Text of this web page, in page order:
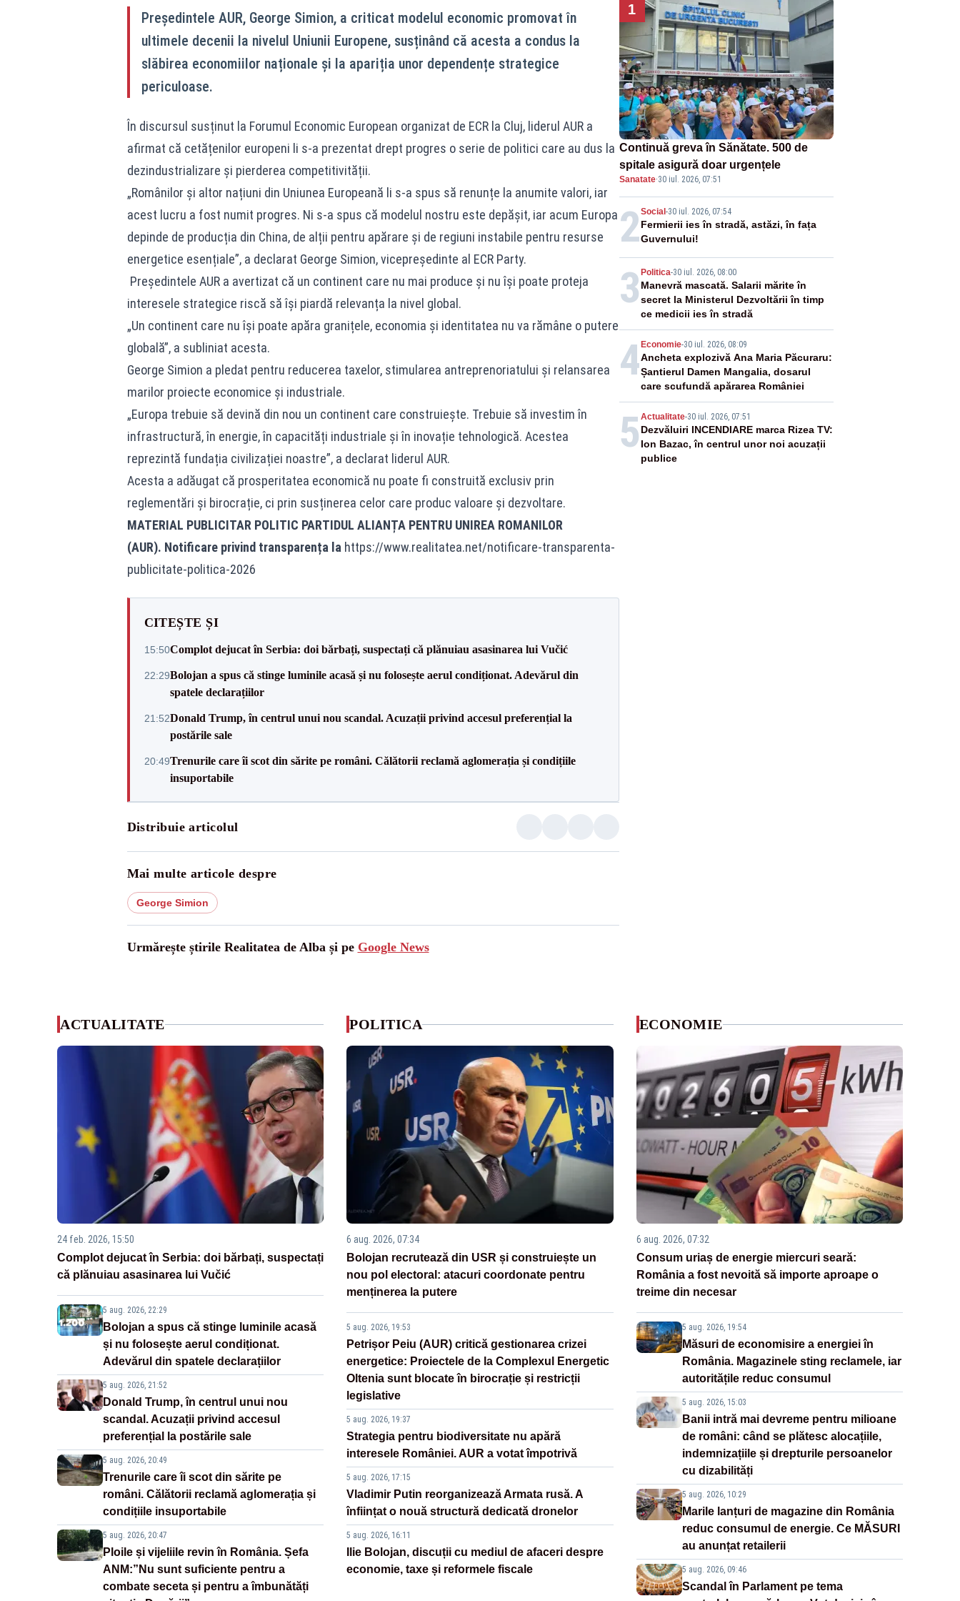
Președintele AUR, George Simion, a criticat modelul economic promovat în
ultimele decenii la nivelul Uniunii Europene, susținând că acesta a condus la
slăbirea economiilor naționale și la apariția unor dependențe strategice
periculoase.
În discursul susținut la Forumul Economic European organizat de ECR la Cluj, liderul AUR a
afirmat că cetățenilor europeni li s-a prezentat drept progres o serie de politici care au dus la
dezindustrializare și pierderea competitivității.
„Românilor și altor națiuni din Uniunea Europeană li s-a spus să renunțe la anumite valori, iar
acest lucru a fost numit progres. Ni s-a spus că modelul nostru este depășit, iar acum Europa
depinde de producția din China, de alții pentru apărare și de regiuni instabile pentru resurse
energetice esențiale”, a declarat George Simion, vicepreședinte al ECR Party.
Președintele AUR a avertizat că un continent care nu mai produce și nu își poate proteja
interesele strategice riscă să își piardă relevanța la nivel global.
„Un continent care nu își poate apăra granițele, economia și identitatea nu va rămâne o putere
globală”, a subliniat acesta.
George Simion a pledat pentru reducerea taxelor, stimularea antreprenoriatului și relansarea
marilor proiecte economice și industriale.
„Europa trebuie să devină din nou un continent care construiește. Trebuie să investim în
infrastructură, în energie, în capacități industriale și în inovație tehnologică. Acestea
reprezintă fundația civilizației noastre”, a declarat liderul AUR.
Acesta a adăugat că prosperitatea economică nu poate fi construită exclusiv prin
reglementări și birocrație, ci prin susținerea celor care produc valoare și dezvoltare.
MATERIAL PUBLICITAR POLITIC PARTIDUL ALIANȚA PENTRU UNIREA ROMANILOR
(AUR). Notificare privind transparența la https://www.realitatea.net/notificare-transparenta-
publicitate-politica-2026
CITEȘTE ȘI
15:50Complot dejucat în Serbia: doi bărbați, suspectați că plănuiau asasinarea lui Vučić
22:29Bolojan a spus că stinge luminile acasă și nu folosește aerul condiționat. Adevărul din
spatele declarațiilor
21:52Donald Trump, în centrul unui nou scandal. Acuzații privind accesul preferențial la
postările sale
20:49Trenurile care îi scot din sărite pe români. Călătorii reclamă aglomerația și condițiile
insuportabile
Distribuie articolul
Mai multe articole despre
George Simion
Urmărește știrile Realitatea de Alba și pe Google News
1
Continuă greva în Sănătate. 500 de
spitale asigură doar urgențele
Sanatate·30 iul. 2026, 07:51
2Social -30 iul. 2026, 07:54
Fermierii ies în stradă, astăzi, în fața
Guvernului!
3 Politica-30 iul. 2026, 08:00
Manevră mascată. Salarii mărite în
secret la Ministerul Dezvoltării în timp
ce medicii ies în stradă
4 Economie-30 iul. 2026, 08:09
Ancheta explozivă Ana Maria Păcuraru:
Șantierul Damen Mangalia, dosarul
care scufundă apărarea României
5 Actualitate-30 iul. 2026, 07:51
Dezvăluiri INCENDIARE marca Rizea TV:
Ion Bazac, în centrul unor noi acuzații
publice
ACTUALITATE
24 feb. 2026, 15:50
Complot dejucat în Serbia: doi bărbați, suspectați
că plănuiau asasinarea lui Vučić
5 aug. 2026, 22:29
Bolojan a spus că stinge luminile acasă
și nu folosește aerul condiționat.
Adevărul din spatele declarațiilor
5 aug. 2026, 21:52
Donald Trump, în centrul unui nou
scandal. Acuzații privind accesul
preferențial la postările sale
5 aug. 2026, 20:49
Trenurile care îi scot din sărite pe
români. Călătorii reclamă aglomerația și
condițiile insuportabile
5 aug. 2026, 20:47
Ploile și vijeliile revin în România. Șefa
ANM:”Nu sunt suficiente pentru a
combate seceta și pentru a îmbunătăți
POLITICA
6 aug. 2026, 07:34
Bolojan recrutează din USR și construiește un
nou pol electoral: atacuri coordonate pentru
menținerea la putere
5 aug. 2026, 19:53
Petrișor Peiu (AUR) critică gestionarea crizei
energetice: Proiectele de la Complexul Energetic
Oltenia sunt blocate în birocrație și restricții
legislative
5 aug. 2026, 19:37
Strategia pentru biodiversitate nu apără
interesele României. AUR a votat împotrivă
5 aug. 2026, 17:15
Vladimir Putin reorganizează Armata rusă. A
înființat o nouă structură dedicată dronelor
5 aug. 2026, 16:11
Ilie Bolojan, discuții cu mediul de afaceri despre
economie, taxe și reformele fiscale
ECONOMIE
6 aug. 2026, 07:32
Consum uriaș de energie miercuri seară:
România a fost nevoită să importe aproape o
treime din necesar
5 aug. 2026, 19:54
Măsuri de economisire a energiei în
România. Magazinele sting reclamele, iar
autoritățile reduc consumul
5 aug. 2026, 15:03
Banii intră mai devreme pentru milioane
de români: când se plătesc alocațiile,
indemnizațiile și drepturile persoanelor
cu dizabilități
5 aug. 2026, 10:29
Marile lanțuri de magazine din România
reduc consumul de energie. Ce MĂSURI
au anunțat retailerii
5 aug. 2026, 09:46
Scandal în Parlament pe tema